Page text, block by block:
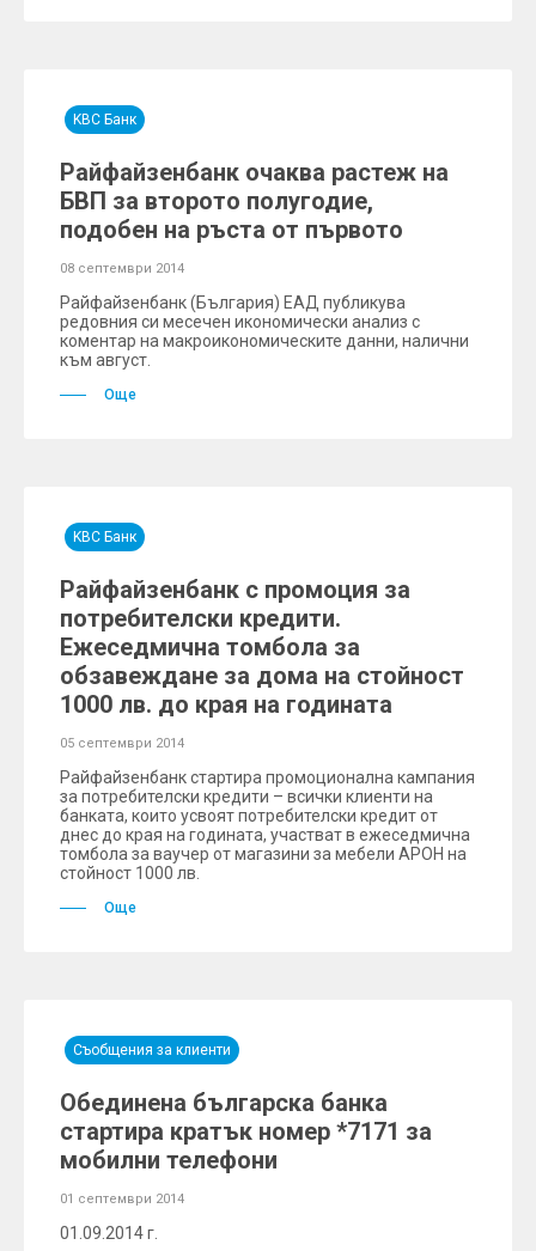
KBC Банк
Райфайзенбанк очаква растеж на
БВП за второто полугодие,
подобен на ръста от първото
08 септември 2014
Райфайзенбанк (България) ЕАД публикува
редовния си месечен икономически анализ с
коментар на макроикономическите данни, налични
към август.
Още
KBC Банк
Райфайзенбанк с промоция за
потребителски кредити.
Ежеседмична томбола за
обзавеждане за дома на стойност
1000 лв. до края на годината
05 септември 2014
Райфайзенбанк стартира промоционална кампания
за потребителски кредити – всички клиенти на
банката, които усвоят потребителски кредит от
днес до края на годината, участват в ежеседмична
томбола за ваучер от магазини за мебели АРОН на
стойност 1000 лв.
Още
Съобщения за клиенти
Обединена българска банка
стартира кратък номер *7171 за
мобилни телефони
01 септември 2014
01.09.2014 г.